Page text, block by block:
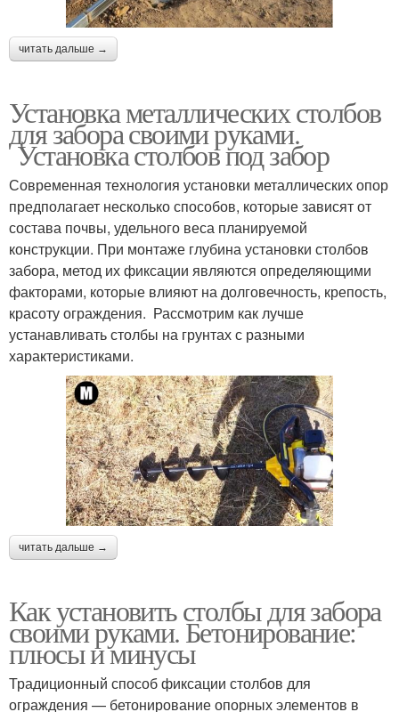
читать дальше →
Установка металлических столбов
для забора своими руками.
Установка столбов под забор
Современная технология установки металлических опор
предполагает несколько способов, которые зависят от
состава почвы, удельного веса планируемой
конструкции. При монтаже глубина установки столбов
забора, метод их фиксации являются определяющими
факторами, которые влияют на долговечность, крепость,
красоту ограждения. Рассмотрим как лучше
устанавливать столбы на грунтах с разными
характеристиками.
читать дальше →
Как установить столбы для забора
своими руками. Бетонирование:
плюсы и минусы
Традиционный способ фиксации столбов для
ограждения — бетонирование опорных элементов в